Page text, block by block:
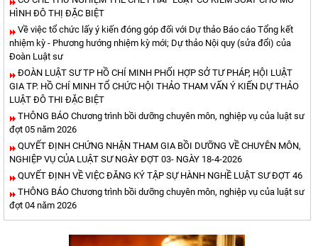
HÌNH ĐÔ THỊ ĐẶC BIỆT
Về việc tổ chức lấy ý kiến đóng góp đối với Dự thảo Báo cáo Tổng kết
nhiệm kỳ - Phương hướng nhiệm kỳ mới; Dự thảo Nội quy (sửa đổi) của
Đoàn Luật sư
ĐOÀN LUẬT SƯ TP HỒ CHÍ MINH PHỐI HỢP SỞ TƯ PHÁP, HỘI LUẬT
GIA TP. HỒ CHÍ MINH TỔ CHỨC HỘI THẢO THAM VẤN Ý KIẾN DỰ THẢO
LUẬT ĐÔ THI ĐẶC BIỆT
THÔNG BÁO Chương trình bồi dưỡng chuyên môn, nghiệp vụ của luật sư
đợt 05 năm 2026
QUYẾT ĐỊNH CHỨNG NHẬN THAM GIA BỒI DƯỠNG VỀ CHUYÊN MÔN,
NGHIỆP VỤ CỦA LUẬT SƯ NGÀY ĐỢT 03- NGÀY 18-4-2026
QUYẾT ĐỊNH VỀ VIỆC ĐĂNG KÝ TẬP SỰ HÀNH NGHỀ LUẬT SƯ ĐỢT 46
THÔNG BÁO Chương trình bồi dưỡng chuyên môn, nghiệp vụ của luật sư
đợt 04 năm 2026